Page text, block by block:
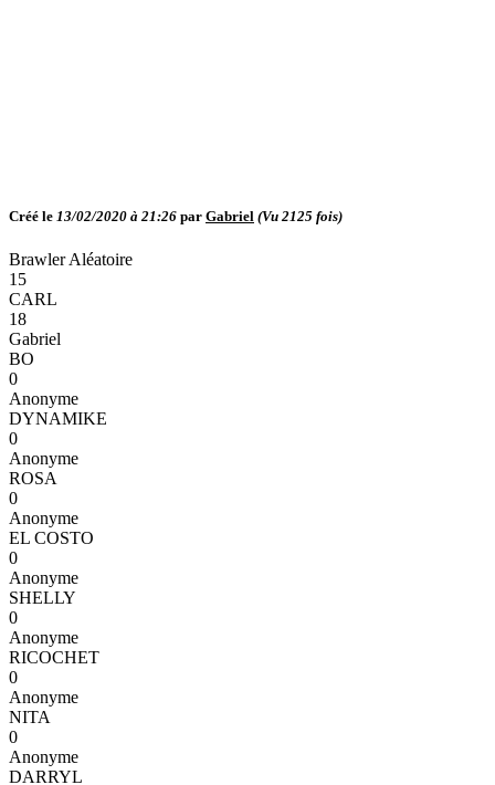
Créé le 13/02/2020 à 21:26 par Gabriel (Vu 2125 fois)
Brawler Aléatoire
15
CARL
18
Gabriel
BO
0
Anonyme
DYNAMIKE
0
Anonyme
ROSA
0
Anonyme
EL COSTO
0
Anonyme
SHELLY
0
Anonyme
RICOCHET
0
Anonyme
NITA
0
Anonyme
DARRYL